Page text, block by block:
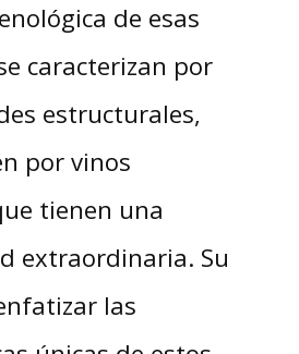
de esas
caracterizan por
estructurales,
por vinos
tienen una
extraordinaria. Su
las